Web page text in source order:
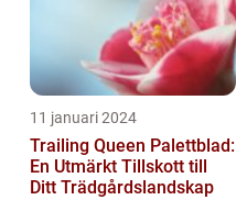
11 januari 2024
Trailing Queen Palettblad:
En Utmärkt Tillskott till
Ditt Trädgårdslandskap